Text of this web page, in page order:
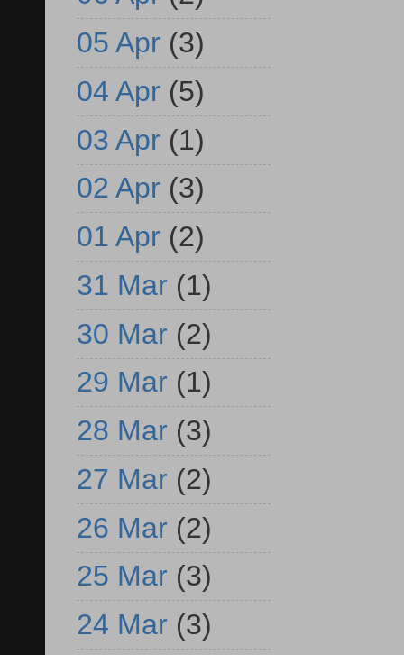
05 Apr (3)
04 Apr (5)
03 Apr (1)
02 Apr (3)
01 Apr (2)
31 Mar (1)
30 Mar (2)
29 Mar (1)
28 Mar (3)
27 Mar (2)
26 Mar (2)
25 Mar (3)
24 Mar (3)